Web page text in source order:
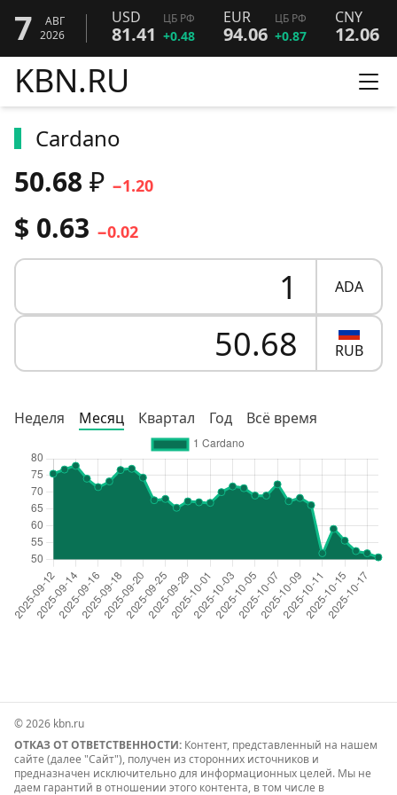
7
АВГ
2026
USD ЦБ РФ
81.41 +0.48
EUR ЦБ РФ
94.06 +0.87
CNY
12.06
KBN.RU
Cardano
50.68 ₽ −1.20
$ 0.63 −0.02
ADA
RUB
Неделя Месяц Квартал Год Всё время
© 2026 kbn.ru
ОТКАЗ ОТ ОТВЕТСТВЕННОСТИ: Контент, представленный на нашем
сайте (далее "Сайт"), получен из сторонних источников и
предназначен исключительно для информационных целей. Мы не
даем гарантий в отношении этого контента, в том числе в